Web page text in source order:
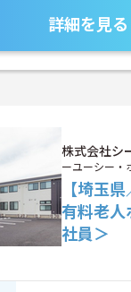
詳細を見る
株式会社シ
ーユーシー・
【埼玉
有料老人
社員＞